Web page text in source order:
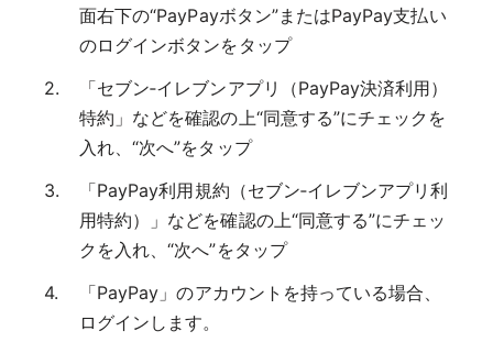
面右下の“PayPayボタン”またはPayPay支払い
のログインボタンをタップ
「セブン‐イレブンアプリ（PayPay決済利用）
特約」などを確認の上“同意する”にチェックを
入れ、“次へ”をタップ
「PayPay利用規約（セブン‐イレブンアプリ利
用特約）」などを確認の上“同意する”にチェッ
クを入れ、“次へ”をタップ
「PayPay」のアカウントを持っている場合、
ログインします。